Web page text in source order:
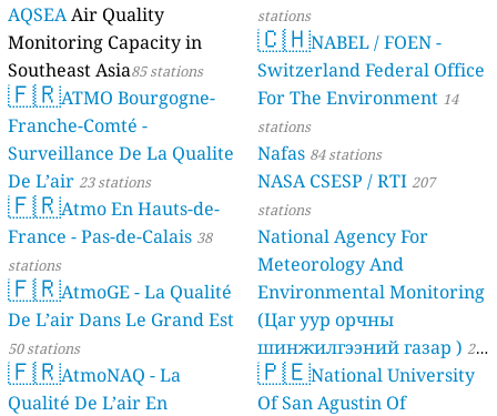
AQSEAAir Quality
Monitoring Capacity in
Southeast Asia85 stations
🇫🇷ATMO Bourgogne-
Franche-Comté -
Surveillance De La Qualite
De L’air 23 stations
🇫🇷Atmo En Hauts-de-
France - Pas-de-Calais 38
stations
🇫🇷AtmoGE - La Qualité
De L’air Dans Le Grand Est
50 stations
🇫🇷AtmoNAQ - La
Qualité De L’air En
stations
🇨🇭NABEL / FOEN -
Switzerland Federal Office
For The Environment 14
stations
Nafas 84 stations
NASA CSESP / RTI 207
stations
National Agency For
Meteorology And
Environmental Monitoring
(Цаг уур орчны
шинжилгээний газар ) 21
stations
🇵🇪National University
Of San Agustin Of